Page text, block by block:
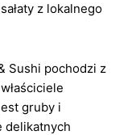
z lokalnego
Sushi pochodzi z
gruby i
delikatnych